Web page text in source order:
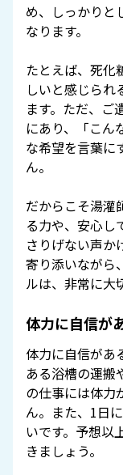
め、しっかりと
なります。
たとえば、死化
しいと感じられ
ます。ただ、ご
にあり、「こん
な希望を言葉に
ん。
だからこそ湯灌
る力や、安心し
さりげない声か
寄り添いながら
ルは、非常に大
体力に自信が
体力に自信があ
ある浴槽の運搬
の仕事には体力
ん。また、1日
いです。予想以
きましょう。